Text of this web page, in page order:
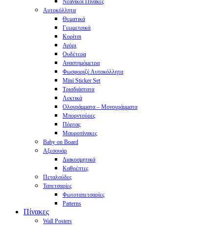
Νεανικοί Πίνακες
Αυτοκόλλητα
Θεματικά
Γεωμετρικά
Κορίτσι
Αγόρι
Ουδέτερα
Αναστημόμετρα
Φωσφοριζέ Αυτοκόλλητα
Mini Sticker Set
Tρισδιάστατα
Λεκτικά
Ολογράμματα – Μονογράμματα
Μπορντούρες
Πόρτας
Μαυροπίνακες
Baby on Board
Αξεσουάρ
Διακοσμητικά
Καθρέπτες
Πεταλούδες
Ταπετσαρίες
Φωτοταπετσαρίες
Patterns
Πίνακες
Wall Posters